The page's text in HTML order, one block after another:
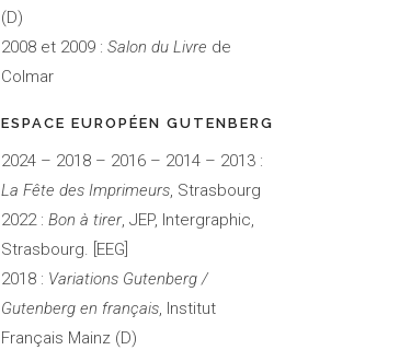
(D)
2008 et 2009 : Salon du Livre de
Colmar
ESPACE EUROPÉEN GUTENBERG
2024 – 2018 – 2016 – 2014 – 2013 :
La Fête des Imprimeurs, Strasbourg
2022 : Bon à tirer, JEP, Intergraphic,
Strasbourg. [EEG]
2018 : Variations Gutenberg /
Gutenberg en français, Institut
Français Mainz (D)